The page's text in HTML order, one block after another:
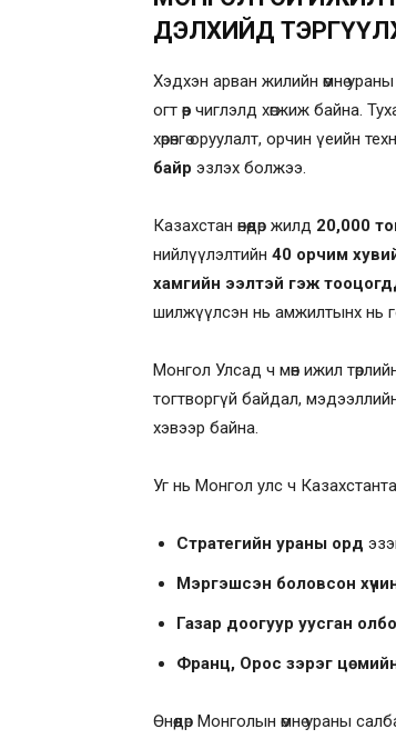
ДЭЛХИЙД
Хэдхэн арван жилийн өмнө ураны
огт өөр чиглэлд хөгжиж байна.
хөрөнгө оруулалт, орчин үеийн
байр эзлэх болжээ.
Казахстан өнөөдөр жилд 20,000
нийлүүлэлтийн 40 орчим
хамгийн ээлтэй гэж
шилжүүлсэн нь амжилтынх нь
Монгол Улсад ч мөн ижил
тогтворгүй байдал,
хэвээр байна.
Уг нь Монгол улс ч
Стратегийн ураны орд
Мэргэшсэн боловсон
Газар доогуур уусган
Франц, Орос зэрэг
Өнөөдөр Монголын өмнө ураны